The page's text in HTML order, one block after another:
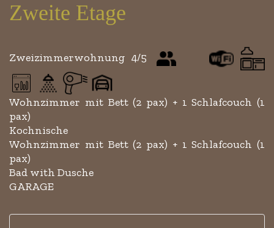
Zweite Etage
Zweizimmerwohnung 4/5
Wohnzimmer mit Bett (2 pax) + 1 Schlafcouch (1
pax)
Kochnische
Wohnzimmer mit Bett (2 pax) + 1 Schlafcouch (1
pax)
Bad with Dusche
GARAGE